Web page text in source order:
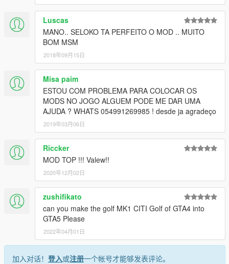
Luscas
MANO.. SELOKO TA PERFEITO O MOD .. MUITO
BOM MSM
2018年09月15日
Misa paim
ESTOU COM PROBLEMA PARA COLOCAR OS
MODS NO JOGO ALGUEM PODE ME DAR UMA
AJUDA ? WHATS 054991269985 ! desde ja agradeço
2019年03月06日
Riccker
MOD TOP !!! Valew!!
2020年12月02日
zushifikato
can you make the golf MK1 CITI Golf of GTA4 into
GTA5 Please
2022年04月01日
加入对话！ 登入或注册一个帐号才能够发表评论。